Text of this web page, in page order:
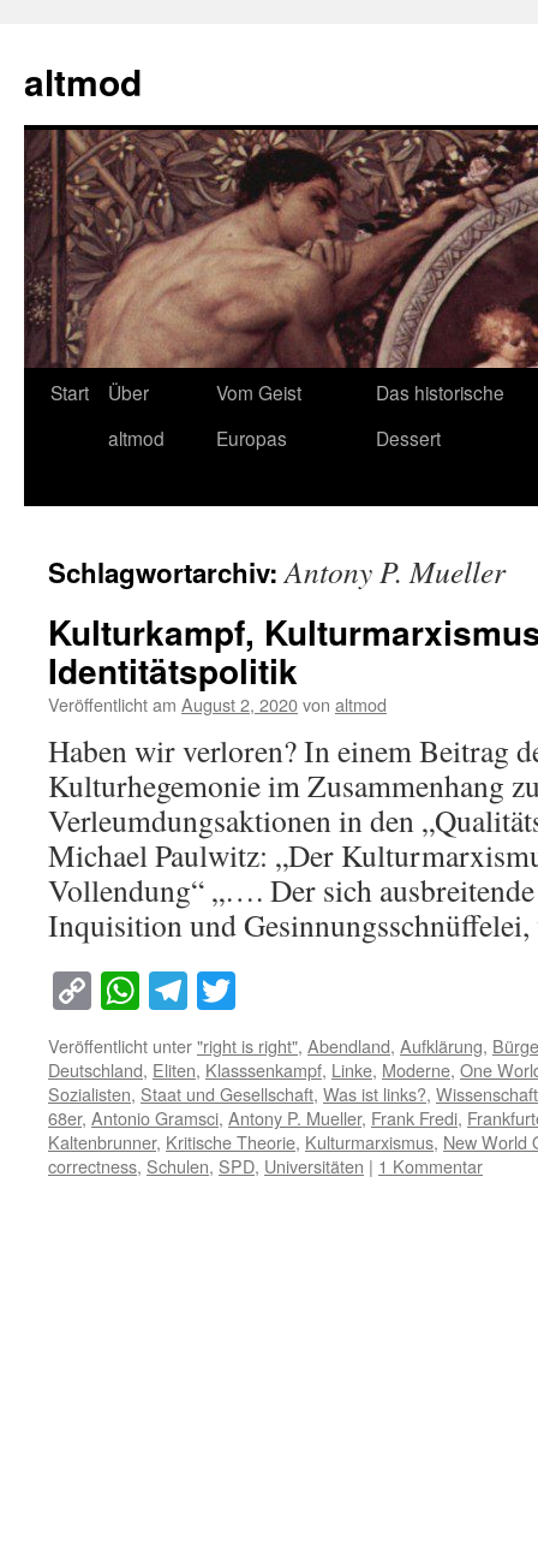
springen
altmod
Start
Über
altmod
Vom Geist
Europas
Das historische
Dessert
Schlagwortarchiv:Antony P. Mueller
Kulturkampf,
Identitätspolitik
Veröffentlicht am August 2, 2020von altmod
Haben wir verloren? In einem Beitrag
Kulturhegemonie im Zusammenhang
Verleumdungsaktionen in den
Michael Paulwitz: „Der
Vollendung“ „…. Der sich
Inquisition und
Copy
Link
WhatsApp
Telegram
Veröffentlicht unter"right is right", Abendland, Aufklärung,
Deutschland, Eliten, Klasssenkampf, Linke, Moderne, One
Sozialisten, Staat und Gesellschaft, Was ist links?, Wissenschaft
68er, Antonio Gramsci, Antony P. Mueller, Frank Fredi,
Kaltenbrunner, Kritische Theorie, Kulturmarxismus, New World
correctness, Schulen, SPD, Universitäten | 1 Kommentar